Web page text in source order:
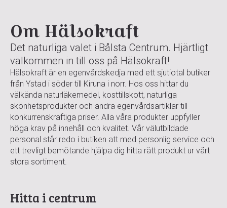
Om Hälsokraft
Det naturliga valet i Bålsta Centrum. Hjärtligt
välkommen in till oss på Hälsokraft!
Hälsokraft är en egenvårdskedja med ett sjutiotal butiker
från Ystad i söder till Kiruna i norr. Hos oss hittar du
välkända naturläkemedel, kosttillskott, naturliga
skönhetsprodukter och andra egenvårdsartiklar till
konkurrenskraftiga priser. Alla våra produkter uppfyller
höga krav på innehåll och kvalitet. Vår välutbildade
personal står redo i butiken att med personlig service och
ett trevligt bemötande hjälpa dig hitta rätt produkt ur vårt
stora sortiment.
Hitta i centrum